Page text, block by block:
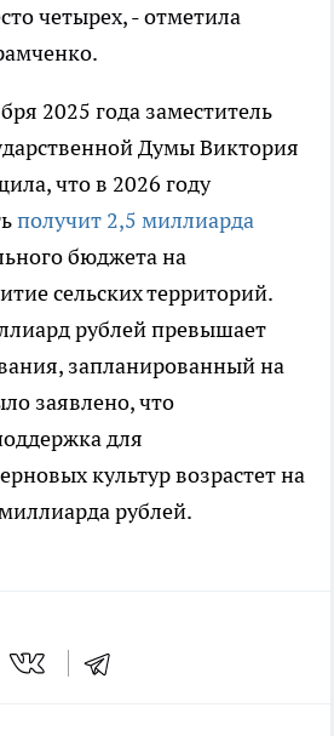
четырех, - отметила
2025 года заместитель
Думы Виктория
что в 2026 году
получит 2,5 миллиарда
бюджета на
сельских территорий.
рублей превышает
запланированный на
заявлено, что
для
культур возрастет на
рублей.